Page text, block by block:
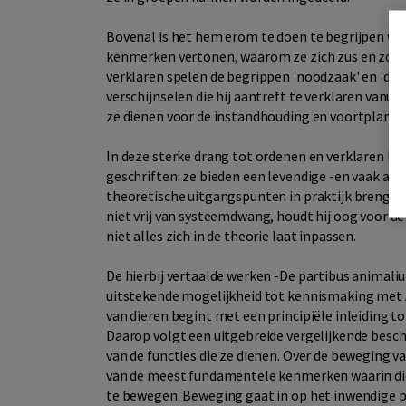
Bovenal is het hem erom te doen te begrijpen
kenmerken vertonen, waarom ze zich zus en zo
verklaren spelen de begrippen 'noodzaak' en
verschijnselen die hij aantreft te verklaren
ze dienen voor de instandhouding en
In deze sterke drang tot ordenen en verklaren
geschriften: ze bieden een levendige -en vaak
theoretische uitgangspunten in praktijk brengt
niet vrij van systeemdwang, houdt hij oog voor
niet alles zich in de theorie laat inpassen.
De hierbij vertaalde werken -De partibus
uitstekende mogelijkheid tot kennismaking met
van dieren begint met een principiële inleiding
Daarop volgt een uitgebreide vergelijkende
van de functies die ze dienen. Over de beweging
van de meest fundamentele kenmerken waarin
te bewegen. Beweging gaat in op het